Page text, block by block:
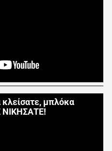
κλείσατε, μπλόκα